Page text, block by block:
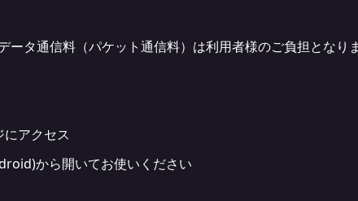
タ通信料（パケット通信料）は利用者様のご負担となりま
アクセス
から開いてお使いください